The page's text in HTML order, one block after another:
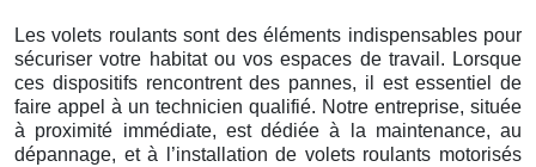
Les volets roulants sont des éléments indispensables pour
sécuriser votre habitat ou vos espaces de travail. Lorsque
ces dispositifs rencontrent des pannes, il est essentiel de
faire appel à un technicien qualifié. Notre entreprise, située
à proximité immédiate, est dédiée à la maintenance, au
dépannage, et à l’installation de volets roulants motorisés